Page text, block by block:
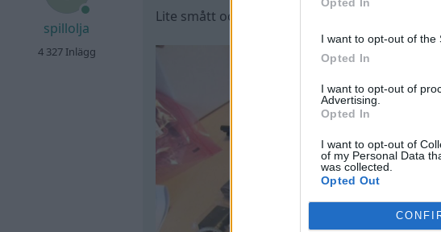
I want to opt-out of the
Opted In
I want to opt-out of
Advertising.
Opted In
I want to opt-out of
of my Personal Data
was collected.
Opted Out
spillolja
4 327 Inlägg
Lite smått och gott från polackernas Elfa